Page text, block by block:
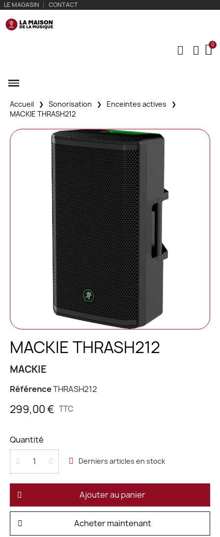
LE MAGASIN CONTACT
Accueil Sonorisation
Enceintes actives
MACKIE THRASH212
MACKIE THRASH212
MACKIE
RéférenceTHRASH212
299,00 € TTC
Quantité
Derniers articles en stock
Ajouter au panier
Acheter maintenant